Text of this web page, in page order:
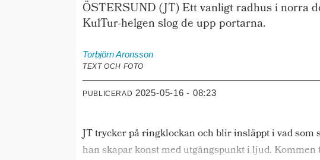
ÖSTERSUND (JT) Ett vanligt radhus i norra
KulTur-helgen slog de upp portarna.
TorbjörnAronsson
TEXT OCH FOTO
PUBLICERAD 2025-05-16 - 08:23
JT trycker på ringklockan och blir insläppt i vad
han skapar konst med utgångspunkt i ljud.